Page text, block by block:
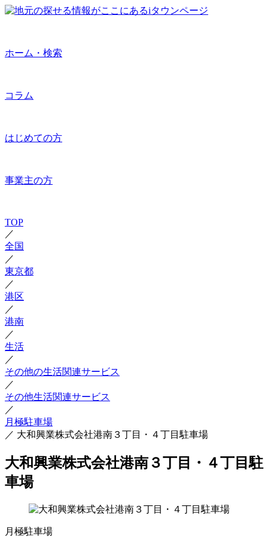
ホーム・検索
コラム
はじめての方
事業主の方
TOP
／
全国
／
東京都
／
港区
／
港南
／
生活
／
その他の生活関連サービス
／
その他生活関連サービス
／
月極駐車場
／ 大和興業株式会社港南３丁目・４丁目駐車場
大和興業株式会社港南３丁目・４丁目駐
車場
月極駐車場